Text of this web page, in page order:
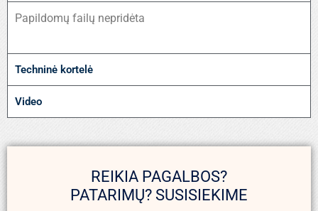
Papildomų failų nepridėta
Techninė kortelė
Video
REIKIA PAGALBOS?
PATARIMŲ? SUSISIEKIME